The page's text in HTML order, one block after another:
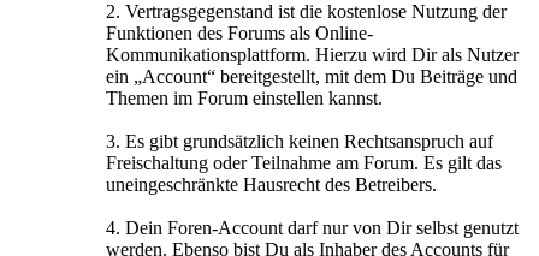
2. Vertragsgegenstand ist die kostenlose Nutzung der
Funktionen des Forums als Online-
Kommunikationsplattform. Hierzu wird Dir als Nutzer
ein „Account“ bereitgestellt, mit dem Du Beiträge und
Themen im Forum einstellen kannst.
3. Es gibt grundsätzlich keinen Rechtsanspruch auf
Freischaltung oder Teilnahme am Forum. Es gilt das
uneingeschränkte Hausrecht des Betreibers.
4. Dein Foren-Account darf nur von Dir selbst genutzt
werden. Ebenso bist Du als Inhaber des Accounts für